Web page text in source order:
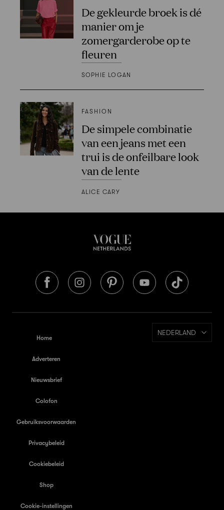
De gekleurde broek is dé
manier om je
zomergarderobe op te
fleuren
SOPHIE LOGAN
FASHION
De simpele combinatie
van een jeans met een
trui is de onfeilbare look
van de lente
ALICE CARY
Home
Adverteren
Nieuwsbrief
Colofon
Gebruiksvoorwaarden
Privacybeleid
Cookiebeleid
Shop
Cookie-instellingen
NEDERLAND